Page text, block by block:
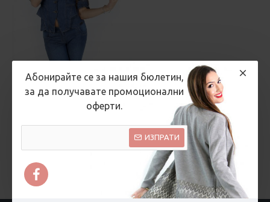
Абонирайте се за нашия бюлетин,
за да получавате промоционални
оферти.
ИЗПРАТИ
Рени Стил Русе